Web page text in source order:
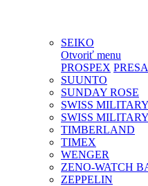
SEIKO
Otvoriť menu
PROSPEX
SUUNTO
SUNDAY ROSE
SWISS
SWISS
TIMBERLAND
TIMEX
WENGER
ZENO-WATCH
ZEPPELIN